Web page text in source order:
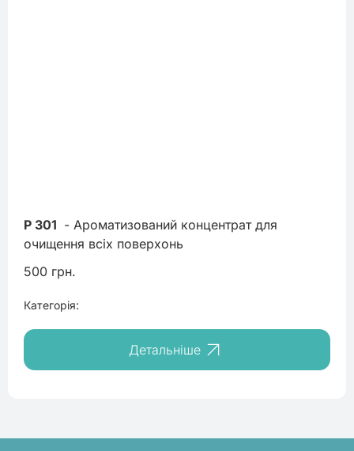
P 301 - Ароматизований концентрат для
очищення всіх поверхонь
500 грн.
Категорія:
Детальніше